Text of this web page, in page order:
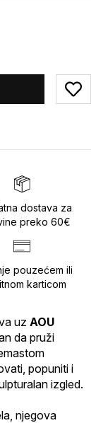
Add
dostava za
preko 60€
pouzećem ili
karticom
uz AOU
da pruži
popuniti i
izgled.
njegova